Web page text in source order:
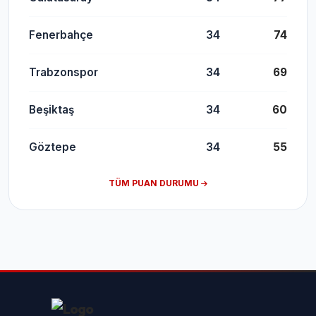
Fenerbahçe 34 74
Trabzonspor 34 69
Beşiktaş 34 60
Göztepe 34 55
TÜM PUAN DURUMU